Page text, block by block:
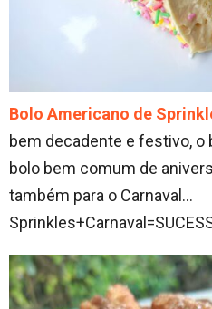
Bolo Americano de
bem decadente e festivo, o
bolo bem comum de
também para o Carnaval…